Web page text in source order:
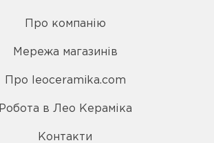
Про компанію
Мережа магазинів
Про leoceramika.com
Робота в Лео Кераміка
Контакти